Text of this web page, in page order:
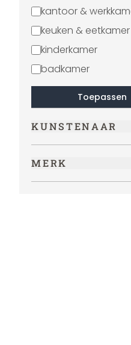
kantoor &
keuken & eetkamer
kinderkamer
badkamer
Toepassen
KUNSTENAAR
MERK